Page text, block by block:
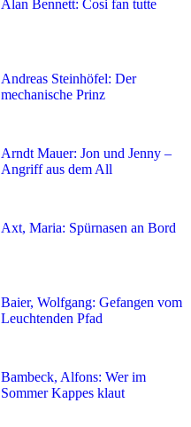
Alan Bennett: Cosi fan tutte
Andreas Steinhöfel: Der
mechanische Prinz
Arndt Mauer: Jon und Jenny –
Angriff aus dem All
Axt, Maria: Spürnasen an Bord
Baier, Wolfgang: Gefangen vom
Leuchtenden Pfad
Bambeck, Alfons: Wer im
Sommer Kappes klaut